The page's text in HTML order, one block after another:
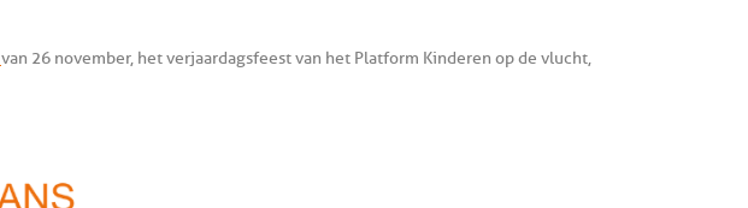
van 26 november, het verjaardagsfeest van het Platform Kinderen op de vlucht,